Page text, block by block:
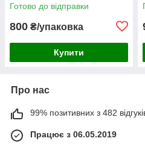
Готово до відправки
800 ₴/упаковка
Купити
Про нас
99% позитивних з 482
Працює з 06.05.2019